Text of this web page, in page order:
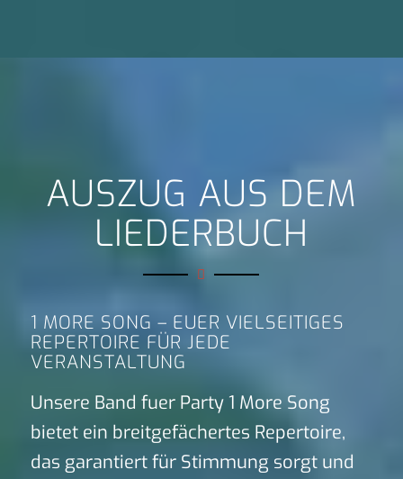
AUSZUG AUS DEM
LIEDERBUCH
1 MORE SONG – EUER VIELSEITIGES
REPERTOIRE FÜR JEDE
VERANSTALTUNG
Unsere Band fuer Party 1 More Song
bietet ein breitgefächertes Repertoire,
das garantiert für Stimmung sorgt und